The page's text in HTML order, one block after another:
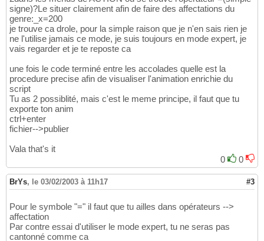
signe)?Le situer clairement afin de faire des affectations du
genre:_x=200
je trouve ca drole, pour la simple raison que je n'en sais rien je
ne l'utilise jamais ce mode, je suis toujours en mode expert, je
vais regarder et je te reposte ca
une fois le code terminé entre les accolades quelle est la
procedure precise afin de visualiser l'animation enrichie du
script
Tu as 2 possiblité, mais c'est le meme principe, il faut que tu
exporte ton anim
ctrl+enter
fichier-->publier
Vala that's it
0
0
BrYs, le 03/02/2003 à 11h17 #3
Pour le symbole "=" il faut que tu ailles dans opérateurs -->
affectation
Par contre essai d'utiliser le mode expert, tu ne seras pas
cantonné comme ca